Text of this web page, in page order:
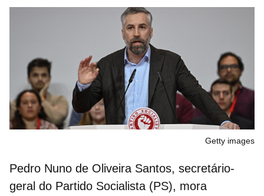
Getty images
Pedro Nuno de Oliveira Santos, secretário-
geral do Partido Socialista (PS), mora